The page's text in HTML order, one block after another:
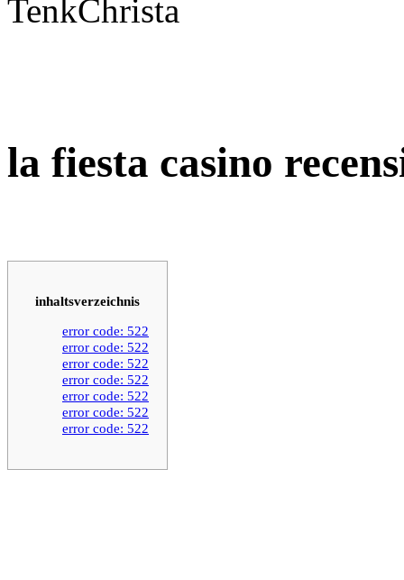
la fiesta casino
inhaltsverzeichnis
error code: 522
error code: 522
error code: 522
error code: 522
error code: 522
error code: 522
error code: 522